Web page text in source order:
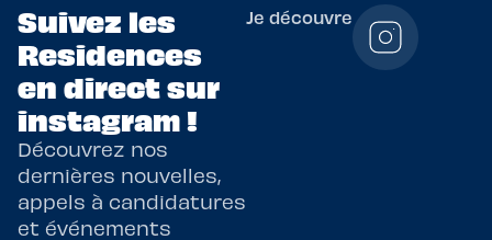
Suivez les
Residences
en direct sur
instagram !
Découvrez nos
dernières nouvelles,
appels à candidatures
et événements
Je découvre